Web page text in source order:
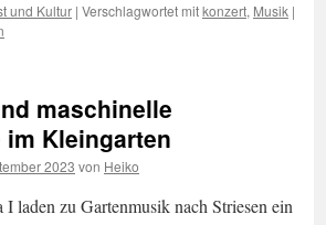
und Kultur | Verschlagwortet mitkonzert, Musik |
maschinelle
im Kleingarten
2023 von Heiko
laden zu Gartenmusik nach Striesen ein